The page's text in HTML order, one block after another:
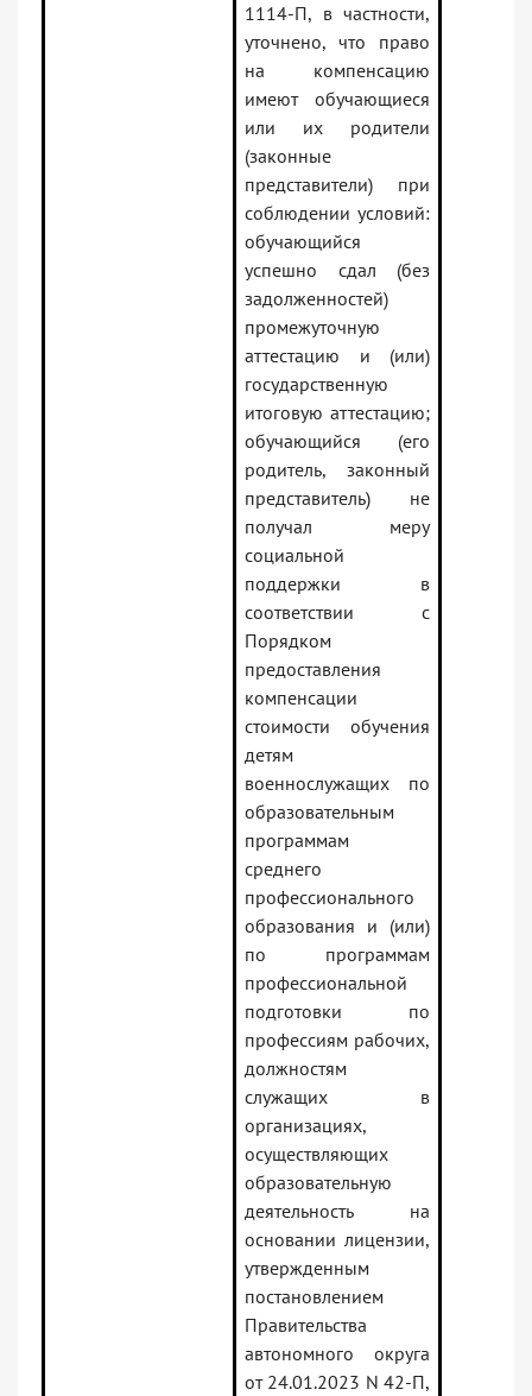
1114-П, в частности,
уточнено, что право
на компенсацию
имеют обучающиеся
или их родители
(законные
представители) при
соблюдении условий:
обучающийся
успешно сдал (без
задолженностей)
промежуточную
аттестацию и (или)
государственную
итоговую аттестацию;
обучающийся (его
родитель, законный
представитель) не
получал меру
социальной
поддержки в
соответствии с
Порядком
предоставления
компенсации
стоимости обучения
детям
военнослужащих по
образовательным
программам
среднего
профессионального
образования и (или)
по программам
профессиональной
подготовки по
профессиям рабочих,
должностям
служащих в
организациях,
осуществляющих
образовательную
деятельность на
основании лицензии,
утвержденным
постановлением
Правительства
автономного округа
от 24.01.2023 N 42-П,